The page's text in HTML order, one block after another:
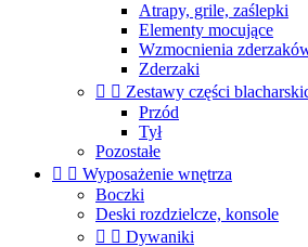
Atrapy, grile, zaślepki
Elementy mocujące
Wzmocnienia
Zderzaki
  Zestawy części
Przód
Tył
Pozostałe
  Wyposażenie wnętrza
Boczki
Deski rozdzielcze, konsole
  Dywaniki